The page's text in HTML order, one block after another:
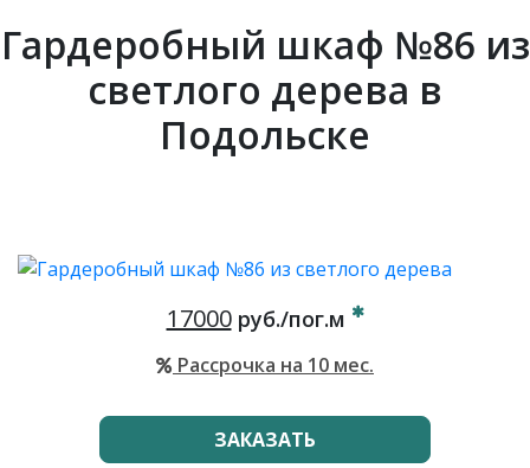
Гардеробный шкаф №86 из
светлого дерева в
Подольске
17000руб./пог.м
Рассрочка на 10 мес.
ЗАКАЗАТЬ